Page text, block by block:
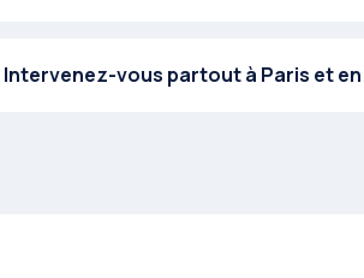
Intervenez-vous partout à Paris et